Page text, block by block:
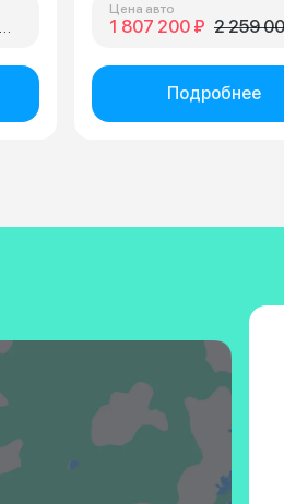
Цена авто
1 807 200 ₽ 2 259
Подробнее